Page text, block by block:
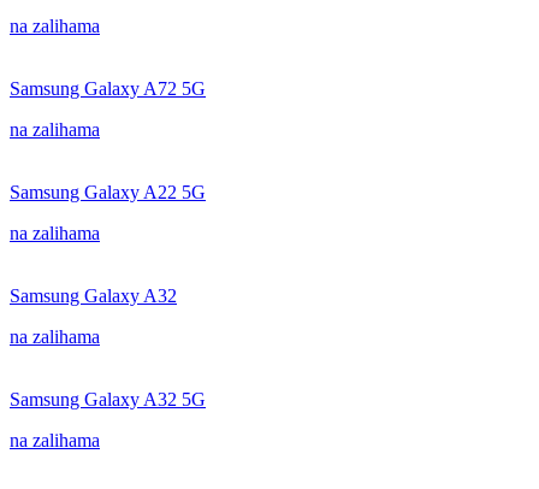
na zalihama
Samsung Galaxy A72 5G
na zalihama
Samsung Galaxy A22 5G
na zalihama
Samsung Galaxy A32
na zalihama
Samsung Galaxy A32 5G
na zalihama